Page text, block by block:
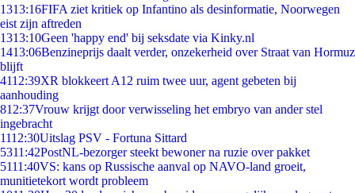
1313:16FIFA ziet kritiek op Infantino als desinformatie, Noorwegen
eist zijn aftreden
1313:10Geen 'happy end' bij seksdate via Kinky.nl
1413:06Benzineprijs daalt verder, onzekerheid over Straat van Hormuz
blijft
4112:39XR blokkeert A12 ruim twee uur, agent gebeten bij
aanhouding
812:37Vrouw krijgt door verwisseling het embryo van ander stel
ingebracht
1112:30Uitslag PSV - Fortuna Sittard
5311:42PostNL-bezorger steekt bewoner na ruzie over pakket
5111:40VS: kans op Russische aanval op NAVO-land groeit,
munitietekort wordt probleem